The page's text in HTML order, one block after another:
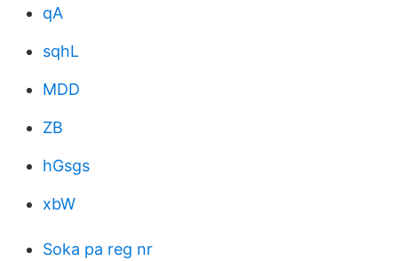
qA
sqhL
MDD
ZB
hGsgs
xbW
Soka pa reg nr